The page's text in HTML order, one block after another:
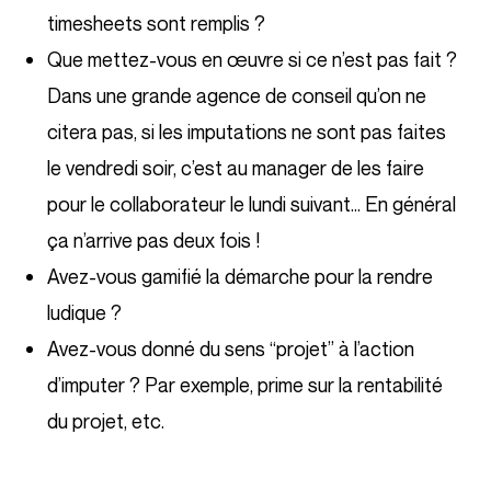
timesheets sont remplis ?
Que mettez-vous en œuvre si ce n’est pas fait ?
Dans une grande agence de conseil qu’on ne
citera pas, si les imputations ne sont pas faites
le vendredi soir, c’est au manager de les faire
pour le collaborateur le lundi suivant… En général
ça n’arrive pas deux fois !
Avez-vous gamifié la démarche pour la rendre
ludique ?
Avez-vous donné du sens “projet” à l’action
d’imputer ? Par exemple, prime sur la rentabilité
du projet, etc.